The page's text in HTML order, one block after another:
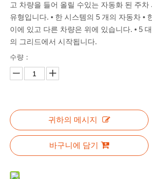
고 차량을 들어 올릴 수있는 자동화 된 주차
유형입니다. • 한 시스템의 5 개의 자동차 •
이에 있고 다른 차량은 위에 있습니다. • 5
의 그리드에서 시작됩니다.
수량：
귀하의 메시지
바구니에 담기